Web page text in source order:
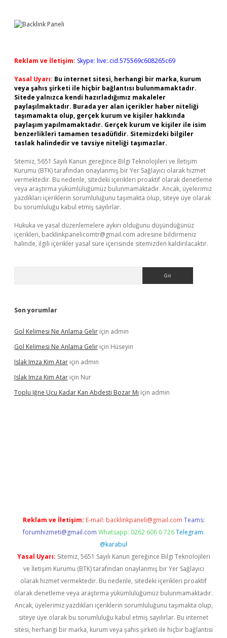
Reklam ve İletişim: Skype: live:.cid.575569c608265c69
Yasal Uyarı: Bu internet sitesi, herhangi bir marka, kurum
veya şahıs şirketi ile hiçbir bağlantısı bulunmamaktadır.
Sitede yalnızca kendi hazırladığımız makaleler
paylaşılmaktadır. Burada yer alan içerikler haber niteliği
taşımamakta olup, gerçek kurum ve kişiler hakkında
paylaşım yapılmamaktadır. Gerçek kurum ve kişiler ile isim
benzerlikleri tamamen tesadüfidir. Sitemizdeki bilgiler
taslak halindedir ve tavsiye niteliği taşımazlar.
Sitemiz, 5651 Sayılı Kanun gereğince Bilgi Teknolojileri ve İletişim
Kurumu (BTK) tarafından onaylanmış bir Yer Sağlayıcı olarak hizmet
vermektedir. Bu nedenle, sitedeki içerikleri proaktif olarak denetleme
veya araştırma yükümlülüğümüz bulunmamaktadır. Ancak, üyelerimiz
yazdıkları içeriklerin sorumluluğunu taşımakta olup, siteye üye olarak
bu sorumluluğu kabul etmiş sayılırlar.
Hukuka ve yasal düzenlemelere aykırı olduğunu düşündüğünüz
içerikleri, backlinkpanelicomtr@gmail.com adresine bildirmeniz
halinde, ilgili içerikler yasal süre içerisinde sitemizden kaldırılacaktır.
Son yorumlar
Gol Kelimesi Ne Anlama Gelir için admin
Gol Kelimesi Ne Anlama Gelir için Hüseyin
Islak Imza Kim Atar için admin
Islak Imza Kim Atar için Nur
Toplu Iğne Ucu Kadar Kan Abdesti Bozar Mı için admin
Reklam ve İletişim: E-mail: backlinkpaneli@gmail.com Teams:
forumhizmeti@gmail.com Whatsapp: 0262 606 0 726 Telegram:
@karabul
Yasal Uyarı: Sitemiz, 5651 Sayılı Kanun gereğince Bilgi Teknolojileri
ve İletişim Kurumu (BTK) tarafından onaylanmış bir Yer Sağlayıcı
olarak hizmet vermektedir. Bu nedenle, sitedeki içerikleri proaktif
olarak denetleme veya araştırma yükümlülüğümüz bulunmamaktadır.
Ancak, üyelerimiz yazdıkları içeriklerin sorumluluğunu taşımakta olup,
siteye üye olarak bu sorumluluğu kabul etmiş sayılırlar. Bu internet
sitesi, herhangi bir marka, kurum veya şahıs şirketi ile hiçbir bağlantısı